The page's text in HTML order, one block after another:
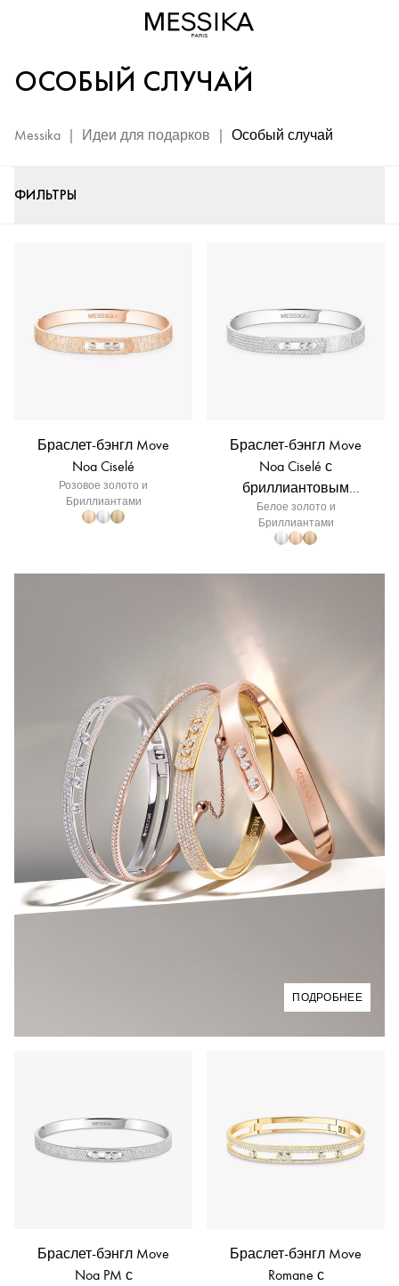
Роскошные
подарки
ОСОБЫЙ СЛУЧАЙ
Messika | Идеи для подарков | Особый случай
ФИЛЬТРЫ
Браслет-бэнгл Move
Noa Ciselé
Розовое золото и
Бриллиантами
Браслет-бэнгл Move
Noa Ciselé с
бриллиантовым
полупаве
Белое золото и
Бриллиантами
ПОДРОБНЕЕ
Браслет-бэнгл Move
Noa PM с
Браслет-бэнгл Move
Romane с